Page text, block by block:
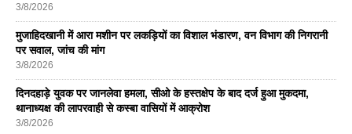
3/8/2026
मुजाहिदखानी में आरा मशीन पर लकड़ियों का विशाल भंडारण, वन विभाग की निगरानी
पर सवाल, जांच की मांग
3/8/2026
दिनदहाड़े युवक पर जानलेवा हमला, सीओ के हस्तक्षेप के बाद दर्ज हुआ मुकदमा,
थानाध्यक्ष की लापरवाही से कस्बा वासियों में आक्रोश
3/8/2026